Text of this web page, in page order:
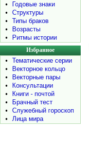
•
Годовые знаки
•
Структуры
•
Типы браков
•
Возрасты
•
Ритмы истории
Избранное
•
Тематические серии
•
Векторное кольцо
•
Векторные пары
•
Консультации
•
Книги - почтой
•
Брачный тест
•
Служебный гороскоп
•
Лица мира